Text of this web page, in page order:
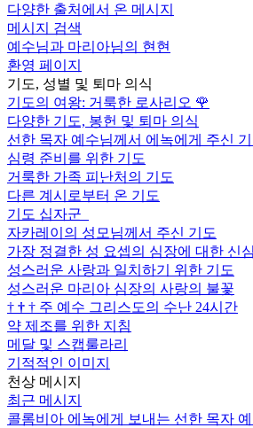
다양한 출처에서 온 메시지
메시지 검색
예수님과 마리아님의 현현
환영 페이지
기도, 성별 및 퇴마 의식
기도의 여왕: 거룩한 로사리오 🌹
다양한 기도, 봉헌 및 퇴마 의식
선한 목자 예수님께서 에녹에게 주신
심령 준비를 위한 기도
거룩한 가족 피난처의 기도
다른 계시로부터 온 기도
기도 십자군
자카레이의 성모님께서 주신 기도
가장 정결한 성 요셉의 심장에 대한 신심
성스러운 사랑과 일치하기 위한 기도
성스러운 마리아 심장의 사랑의 불꽃
† † † 주 예수 그리스도의 수난 24시간
약 제조를 위한 지침
메달 및 스캡룰라리
기적적인 이미지
천상 메시지
최근 메시지
콜롬비아 에녹에게 보내는 선한 목자 예